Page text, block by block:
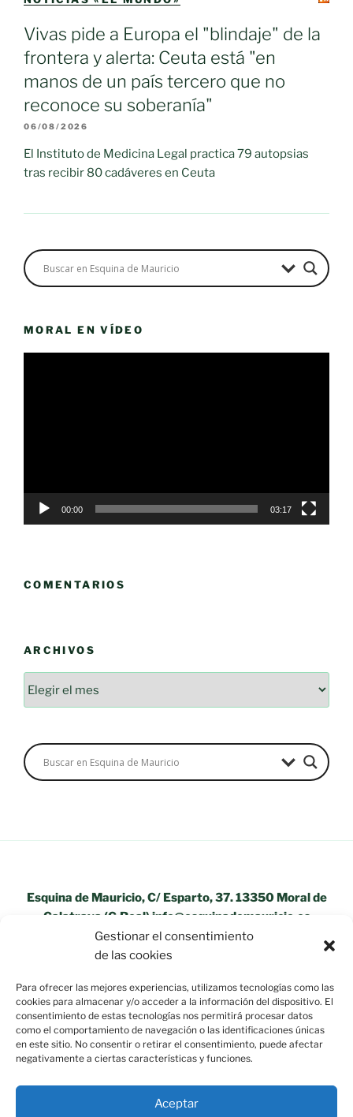
Gestionar el consentimiento
de las cookies
Para ofrecer las mejores experiencias, utilizamos tecnologías como las
cookies para almacenar y/o acceder a la información del dispositivo. El
consentimiento de estas tecnologías nos permitirá procesar datos
como el comportamiento de navegación o las identificaciones únicas
en este sitio. No consentir o retirar el consentimiento, puede afectar
negativamente a ciertas características y funciones.
Aceptar
Vivas pide a Europa el "blindaje" de la
frontera y alerta: Ceuta está "en
manos de un país tercero que no
reconoce su soberanía"
06/08/2026
El Instituto de Medicina Legal practica 79 autopsias
tras recibir 80 cadáveres en Ceuta
MORAL EN VÍDEO
00:00 03:17
COMENTARIOS
ARCHIVOS
Esquina de Mauricio, C/ Esparto, 37. 13350 Moral de
Calatrava (C.Real) info@esquinademauricio.es
«Aviso Legal»